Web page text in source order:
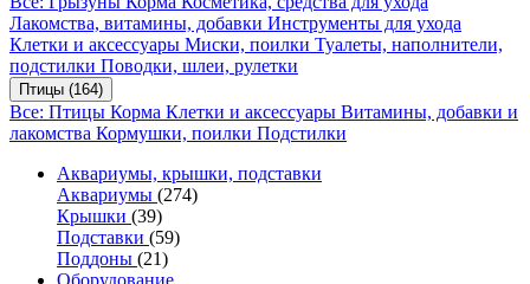
Лакомства, витамины, добавки Инструменты для ухода
Клетки и аксессуары Миски, поилки Туалеты, наполнители,
подстилки Поводки, шлеи, рулетки
Птицы (164)
Все: Птицы Корма Клетки и аксессуары Витамины, добавки и
лакомства Кормушки, поилки Подстилки
Аквариумы, крышки, подставки
Аквариумы (274)
Крышки (39)
Подставки (59)
Поддоны (21)
Оборудование